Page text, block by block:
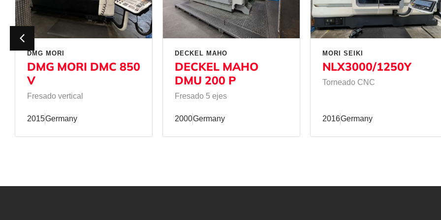
DMG MORI
DMG MORI DMC 850
V
Fresado vertical
2015Germany
DECKEL MAHO
DECKEL MAHO
DMU 200 P
Fresado 5 ejes
2000Germany
MORI SEIKI
NLX3000/1250Y
Torneado CNC
2016Germany